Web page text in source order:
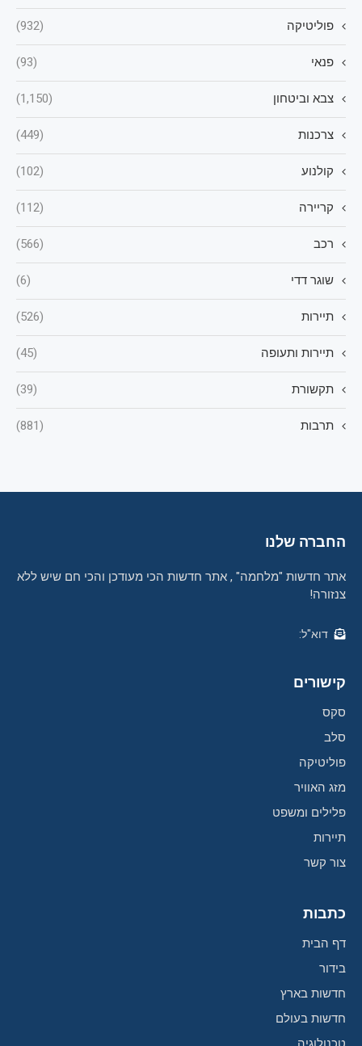
פוליטיקה (932)
פנאי (93)
צבא וביטחון (1,150)
צרכנות (449)
קולנוע (102)
קריירה (112)
רכב (566)
שוגר דדי (6)
תיירות (526)
תיירות ותעופה (45)
תקשורת (39)
תרבות (881)
החברה שלנו
אתר חדשות "מלחמה" , אתר חדשות הכי מעודכן והכי חם שיש ללא
צנזורה!
דוא"ל:
קישורים
סקס
סלב
פוליטיקה
מזג האוויר
פלילים ומשפט
תיירות
צור קשר
כתבות
דף הבית
בידור
חדשות בארץ
חדשות בעולם